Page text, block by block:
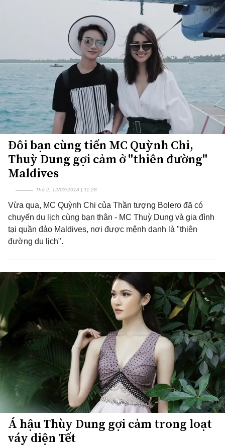
Đôi bạn cùng tiến MC Quỳnh Chi,
Thuỳ Dung gợi cảm ở "thiên đường"
Maldives
Thứ 2, 12/03/2018 | 11:28
Vừa qua, MC Quỳnh Chi của Thần tượng Bolero đã có
chuyến du lịch cùng bạn thân - MC Thuỳ Dung và gia đình
tại quần đảo Maldives, nơi được mệnh danh là "thiên
đường du lịch".
Á hậu Thùy Dung gợi cảm trong loạt
váy diện Tết